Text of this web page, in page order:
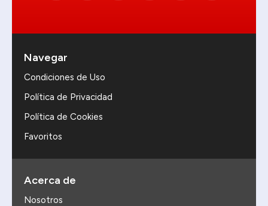
Navegar
Condiciones de Uso
Política de Privacidad
Política de Cookies
Favoritos
Acerca de
Nosotros